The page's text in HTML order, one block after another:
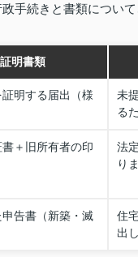
手続きと書類につい
明書類
明する届出（様
未
る
＋旧所有者の印
法
り
告書（新築・滅
住
出